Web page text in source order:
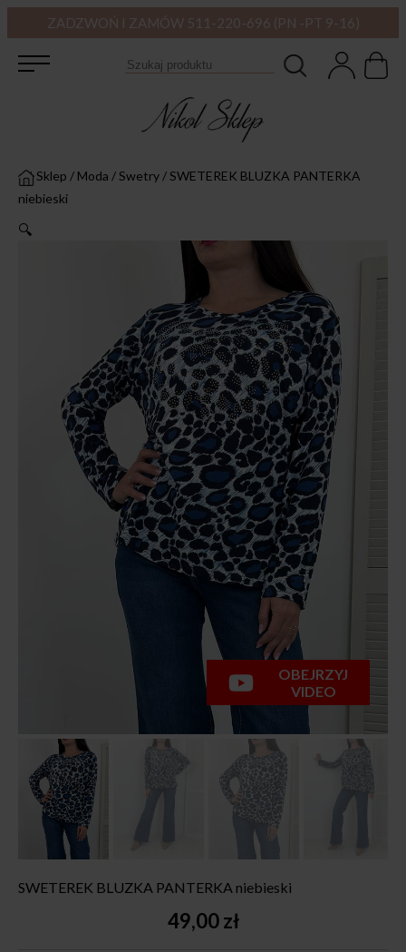
ZADZWOŃ I ZAMÓW 511-220-696 (PN -PT 9-16)
Sklep / Moda /Swetry /SWETEREK BLUZKA PANTERKA
niebieski
🔍
OBEJRZYJ
VIDEO
SWETEREK BLUZKA PANTERKA niebieski
49,00zł